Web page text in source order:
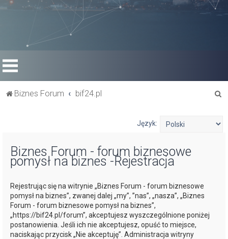
Biznes Forum bif24.pl
Język:
Biznes Forum - forum biznesowe
pomysł na biznes -Rejestracja
Rejestrując się na witrynie „Biznes Forum - forum biznesowe
pomysł na biznes”, zwanej dalej „my”, ”nas”, „nasza”, „Biznes
Forum - forum biznesowe pomysł na biznes”,
„https://bif24.pl/forum”, akceptujesz wyszczególnione poniżej
postanowienia. Jeśli ich nie akceptujesz, opuść to miejsce,
naciskając przycisk „Nie akceptuję”. Administracja witryny